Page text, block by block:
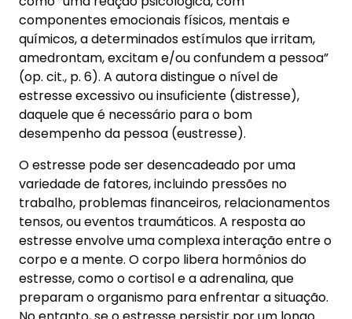
O estresse pode ser desencadeado por uma
variedade de fatores, incluindo pressões no
trabalho, problemas financeiros, relacionamentos
tensos, ou eventos traumáticos. A resposta ao
estresse envolve uma complexa interação entre o
corpo e a mente. O corpo libera hormônios do
estresse, como o cortisol e a adrenalina, que
preparam o organismo para enfrentar a situação.
No entanto, se o estresse persistir por um longo
período, pode levar a problemas de saúde, como
pressão alta, doenças cardíacas, depressão e
ansiedade.
Estratégias para Gerenciar o
Estresse
A gestão eficaz do estresse envolve a adoção de